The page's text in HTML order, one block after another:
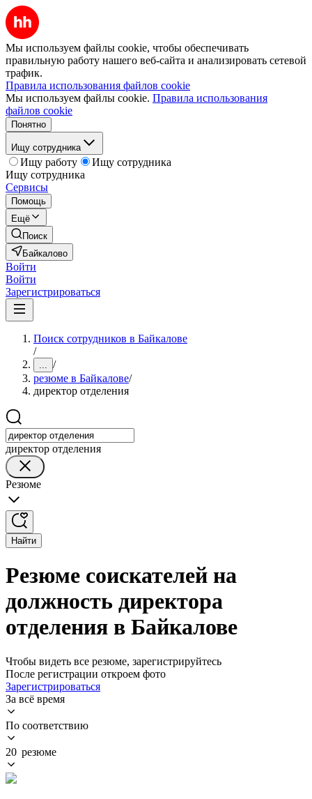
Мы используем файлы cookie, чтобы обеспечивать
правильную работу нашего веб-сайта и анализировать сетевой
трафик.
Правила использования файлов cookie
Мы используем файлы cookie. Правила использования
файлов cookie
Понятно
Ищу сотрудника
Ищу работу
Ищу сотрудника
Ищу сотрудника
Сервисы
Помощь
Ещё
Поиск
Байкалово
Войти
Войти
Зарегистрироваться
Поиск сотрудников в Байкалове
/
... /
резюме в Байкалове/
директор отделения
директор отделения
Резюме
Найти
Резюме соискателей на
должность директора
отделения в Байкалове
Чтобы видеть все резюме, зарегистрируйтесь
После регистрации откроем фото
Зарегистрироваться
За всё время
По соответствию
20 резюме